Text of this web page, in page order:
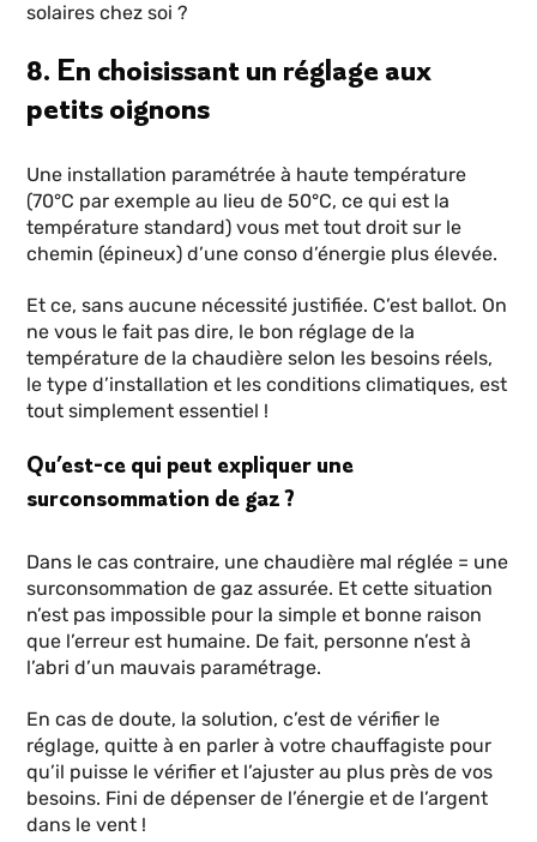
solaires chez soi ?
8. En choisissant un réglage aux
petits oignons
Une installation paramétrée à haute température
(70°C par exemple au lieu de 50°C, ce qui est la
température standard) vous met tout droit sur le
chemin (épineux) d’une conso d’énergie plus élevée.
Et ce, sans aucune nécessité justifiée. C’est ballot. On
ne vous le fait pas dire, le bon réglage de la
température de la chaudière selon les besoins réels,
le type d’installation et les conditions climatiques, est
tout simplement essentiel !
Qu’est-ce qui peut expliquer une
surconsommation de gaz ?
Dans le cas contraire, une chaudière mal réglée = une
surconsommation de gaz assurée. Et cette situation
n’est pas impossible pour la simple et bonne raison
que l’erreur est humaine. De fait, personne n’est à
l’abri d’un mauvais paramétrage.
En cas de doute, la solution, c’est de vérifier le
réglage, quitte à en parler à votre chauffagiste pour
qu’il puisse le vérifier et l’ajuster au plus près de vos
besoins. Fini de dépenser de l’énergie et de l’argent
dans le vent !